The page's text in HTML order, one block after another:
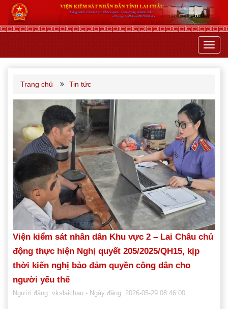
Trang chủ Tin tức
Viện kiểm sát nhân dân Khu vực 2 – Lai Châu chủ
động thực hiện Nghị quyết 205/2025/QH15, kịp
thời kiến nghị bảo đảm quyền công dân cho
người yếu thế
Người đăng: vkslaichau - Ngày đăng: 2026-05-29 08:46:00